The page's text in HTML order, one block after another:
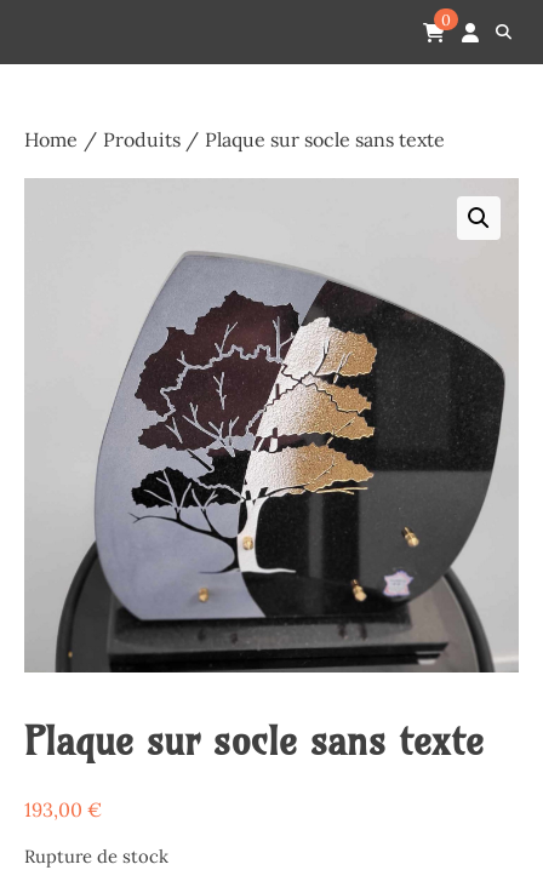
content
Espace Funéraire Michel Gardechaux
0
Home Produits Plaque sur socle sans texte
Plaque sur socle sans texte
193,00 €
Rupture de stock